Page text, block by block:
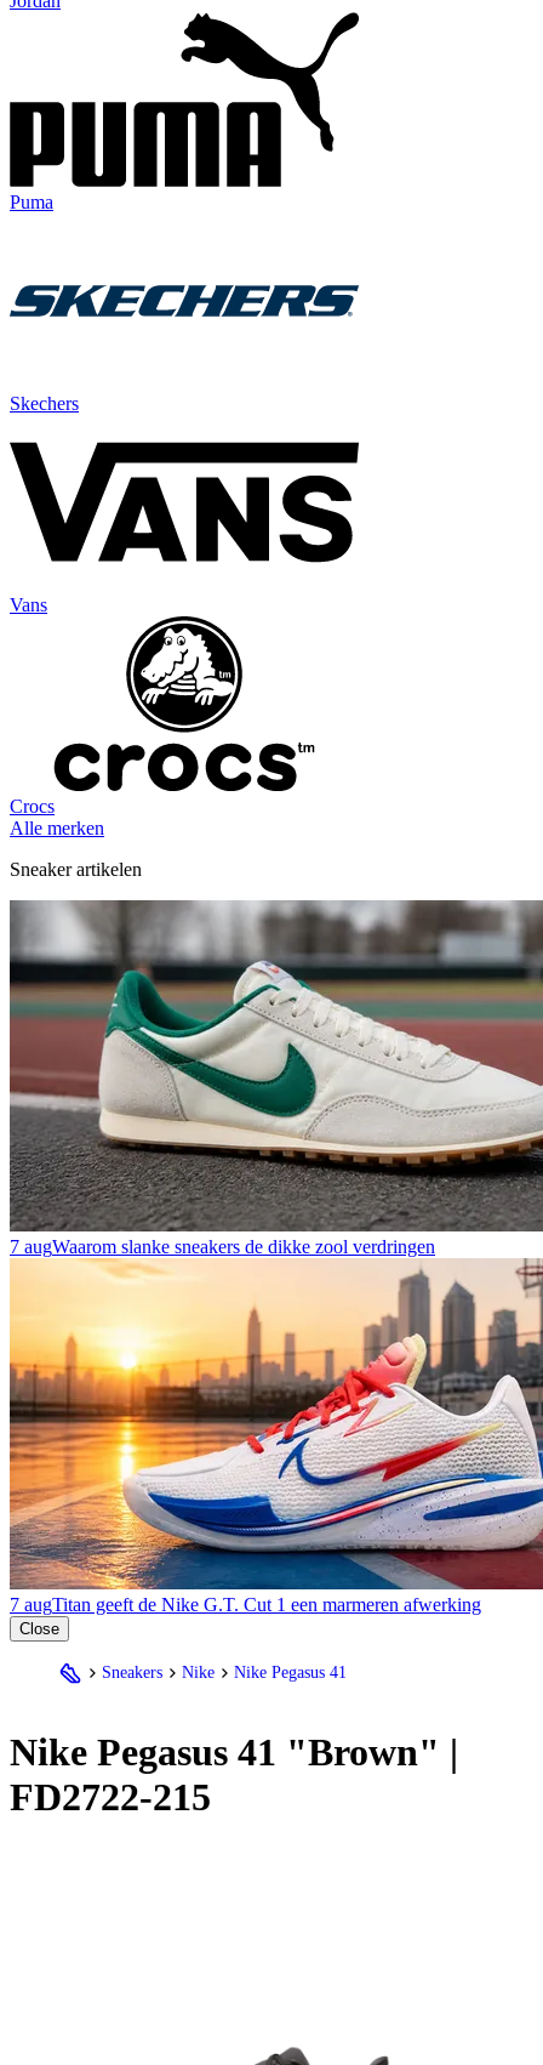
Puma
Skechers
Vans
Crocs
Alle merken
Sneaker artikelen
7 augWaarom slanke sneakers de dikke zool verdringen
7 augTitan geeft de Nike G.T. Cut 1 een marmeren afwerking
Close
Sneakers Nike Nike Pegasus 41
Nike Pegasus 41 "Brown" |
FD2722-215